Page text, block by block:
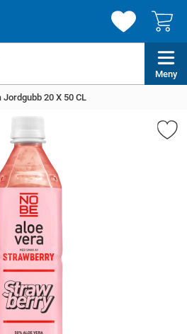
Meny
Jordgubb 20 X 50 CL